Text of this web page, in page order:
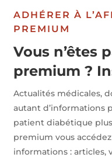
ADHÉRER À
PREMIUM
Vous n’êtes
premium ?
Actualités médicales,
autant d’informations
patient diabétique
premium vous
informations : articles,